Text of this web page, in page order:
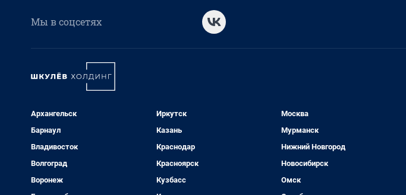
Мы в соцсетях
Архангельск
Барнаул
Владивосток
Волгоград
Воронеж
Иркутск
Казань
Краснодар
Красноярск
Кузбасс
Москва
Мурманск
Нижний Новгород
Новосибирск
Омск